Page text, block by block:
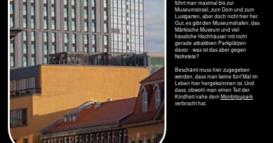
Märkisches Museum
April 2020
Das Märkisches Museum